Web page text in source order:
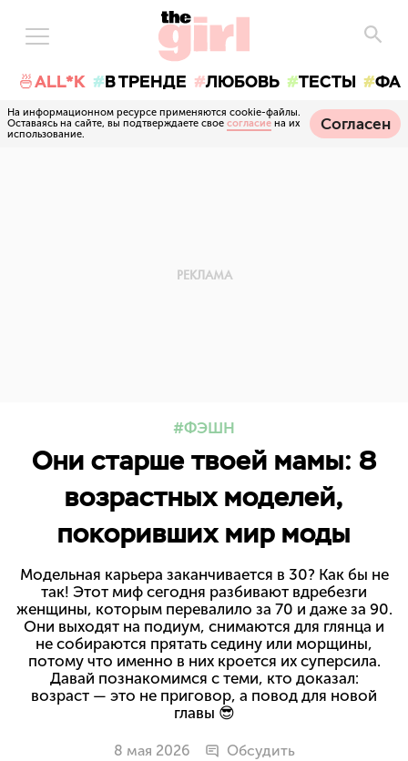
🍜ALL*K В ТРЕНДЕ ЛЮБОВЬ ТЕСТЫ
На информационном ресурсе применяются cookie-файлы.
Оставаясь на сайте, вы подтверждаете свое согласие на их
использование.
Согласен
ФЭШН
Они старше твоей мамы: 8
возрастных моделей,
покоривших мир моды
Модельная карьера заканчивается в 30? Как бы не
так! Этот миф сегодня разбивают вдребезги
женщины, которым перевалило за 70 и даже за 90.
Они выходят на подиум, снимаются для глянца и
не собираются прятать седину или морщины,
потому что именно в них кроется их суперсила.
Давай познакомимся с теми, кто доказал:
возраст — это не приговор, а повод для новой
главы 😎
8 мая 2026 Обсудить